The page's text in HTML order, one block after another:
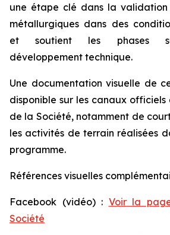
une étape clé dans la validation
métallurgiques dans des
et soutient les phases
développement technique.
Une documentation visuelle de
disponible sur les canaux
de la Société, notamment de
les activités de terrain réalisées
programme.
Références visuelles
Facebook (vidéo) : Voir la
Société